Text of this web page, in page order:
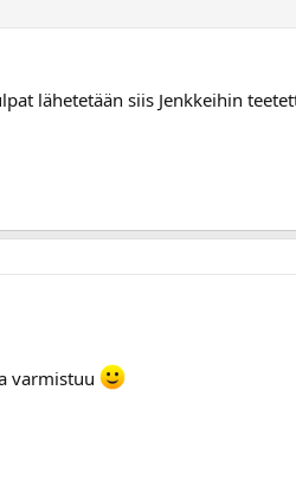
lähetetään siis Jenkkeihin
varmistuu